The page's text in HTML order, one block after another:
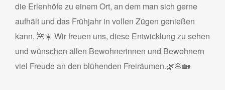
die Erlenhöfe zu einem Ort, an dem man sich gerne
aufhält und das Frühjahr in vollen Zügen genießen
kann. 🌺☀️ Wir freuen uns, diese Entwicklung zu sehen
und wünschen allen Bewohnerinnen und Bewohnern
viel Freude an den blühenden Freiräumen.🌿🌸🏡